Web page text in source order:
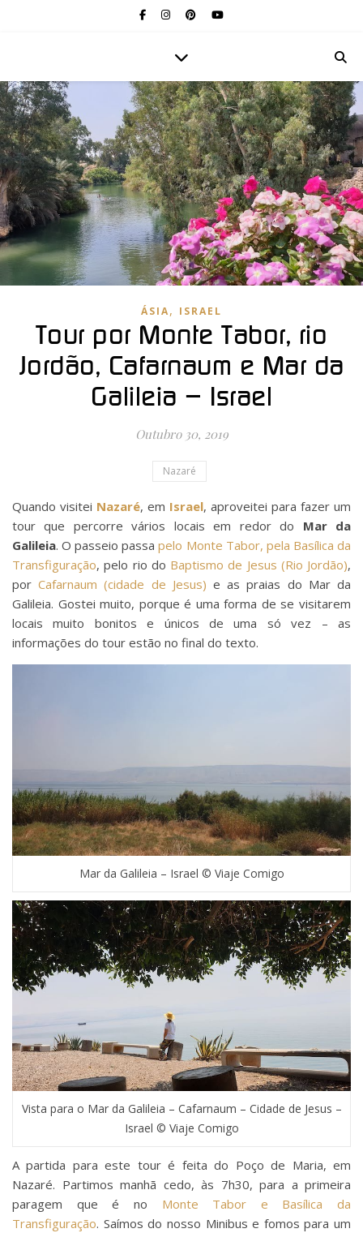
ÁSIA, ISRAEL
Tour por Monte Tabor, rio
Jordão, Cafarnaum e Mar da
Galileia – Israel
Outubro 30, 2019
Nazaré
Quando visitei Nazaré, em Israel, aproveitei para fazer um
tour que percorre vários locais em redor do Mar da
Galileia. O passeio passapelo Monte Tabor, pela Basílica da
Transfiguração, pelo rio do Baptismo de Jesus (Rio Jordão),
porCafarnaum (cidade de Jesus) e as praias do Mar da
Galileia. Gostei muito, porque é uma forma de se visitarem
locais muito bonitos e únicos de uma só vez – as
informações do tour estão no final do texto.
Mar da Galileia – Israel © Viaje Comigo
Vista para o Mar da Galileia – Cafarnaum – Cidade de Jesus –
Israel © Viaje Comigo
A partida para este tour é feita do Poço de Maria, em
Nazaré. Partimos manhã cedo, às 7h30, para a primeira
paragem que é no Monte Tabor e Basílica da
Transfiguração. Saímos do nosso Minibus e fomos para um